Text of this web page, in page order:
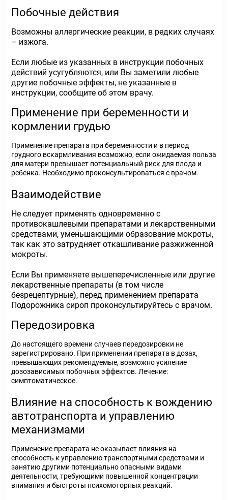
Побочные действия
Возможны аллергические реакции, в редких случаях
– изжога.
Если любые из указанных в инструкции побочных
действий усугубляются, или Вы заметили любые
другие побочные эффекты, не указанные в
инструкции, сообщите об этом врачу.
Применение при беременности и
кормлении грудью
Применение препарата при беременности и в период
грудного вскармливания возможно, если ожидаемая польза
для матери превышает потенциальный риск для плода и
ребенка. Необходимо проконсультироваться с врачом.
Взаимодействие
Не следует применять одновременно с
противокашлевыми препаратами и лекарственными
средствами, уменьшающими образование мокроты,
так как это затрудняет откашливание разжиженной
мокроты.
Если Вы применяете вышеперечисленные или другие
лекарственные препараты (в том числе
безрецептурные), перед применением препарата
Подорожника сироп проконсультируйтесь с врачом.
Передозировка
До настоящего времени случаев передозировки не
зарегистрировано. При применении препарата в дозах,
превышающих рекомендуемые, возможно усиление
дозозависимых побочных эффектов. Лечение:
симптоматическое.
Влияние на способность к вождению
автотранспорта и управлению
механизмами
Применение препарата не оказывает влияния на
способность к управлению транспортными средствами и
занятию другими потенциально опасными видами
деятельности, требующими повышенной концентрации
внимания и быстроты психомоторных реакций.